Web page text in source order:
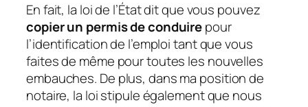
En fait, la loi de l’État dit que vous pouvez
copier un permis de conduirepour
l’identification de l’emploi tant que vous
faites de même pour toutes les nouvelles
embauches. De plus, dans ma position de
notaire, la loi stipule également que nous